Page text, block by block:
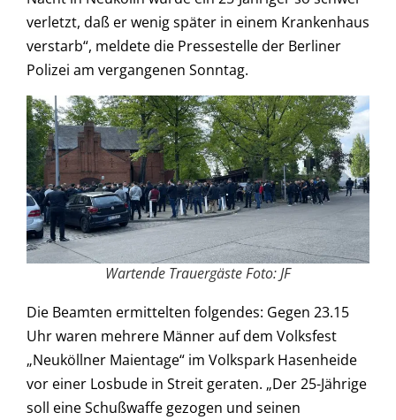
verletzt, daß er wenig später in einem Krankenhaus
verstarb“, meldete die Pressestelle der Berliner
Polizei am vergangenen Sonntag.
Wartende Trauergäste Foto: JF
Die Beamten ermittelten folgendes: Gegen 23.15
Uhr waren mehrere Männer auf dem Volksfest
„Neuköllner Maientage“ im Volkspark Hasenheide
vor einer Losbude in Streit geraten. „Der 25-Jährige
soll eine Schußwaffe gezogen und seinen